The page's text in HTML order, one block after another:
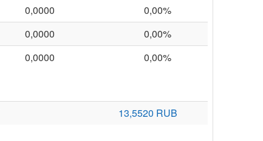
0,0000
0,00%
0,0000
0,00%
0,0000 0,00%
13,5520 RUB